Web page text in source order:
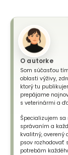
O autorke
Som súčasťou
oblasti výživy,
ktorý tu
prepájame
s veterinármi a
Špecializujem sa
správaním a
kvalitný,
psov rozhodovať
potrebám